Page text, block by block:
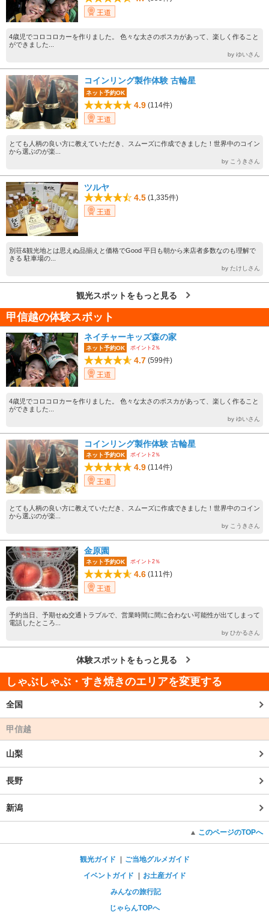
王道
4歳児でコロコロカーを作りました。 色々な太さのポスカがあって、楽しく作ること
ができました...
by ゆいさん
コインリング製作体験 古輪星
ネット予約OK
4.9 (114件)
王道
とても人柄の良い方に教えていただき、スムーズに作成できました！世界中のコイン
から選ぶのが楽...
by こうきさん
ツルヤ
4.5 (1,335件)
王道
別荘&観光地とは思えぬ品揃えと価格でGood 平日も朝から来店者多数なのも理解で
きる 駐車場の...
by たけしさん
観光スポットをもっと見る
甲信越の体験スポット
ネイチャーキッズ森の家
ネット予約OK ポイント2％
4.7 (599件)
王道
4歳児でコロコロカーを作りました。 色々な太さのポスカがあって、楽しく作ること
ができました...
by ゆいさん
コインリング製作体験 古輪星
ネット予約OK ポイント2％
4.9 (114件)
王道
とても人柄の良い方に教えていただき、スムーズに作成できました！世界中のコイン
から選ぶのが楽...
by こうきさん
金原園
ネット予約OK ポイント2％
4.6 (111件)
王道
予約当日、予期せぬ交通トラブルで、営業時間に間に合わない可能性が出てしまって
電話したところ...
by ひかるさん
体験スポットをもっと見る
しゃぶしゃぶ・すき焼きのエリアを変更する
全国
甲信越
山梨
長野
新潟
このページのTOPへ
観光ガイド
ご当地グルメガイド
イベントガイド
お土産ガイド
みんなの旅行記
じゃらんTOPへ